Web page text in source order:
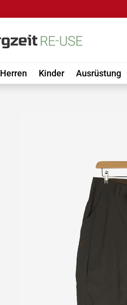
Herren Kinder Ausrüstung